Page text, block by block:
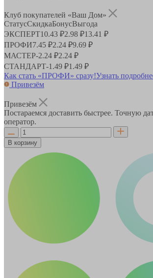
Клуб покупателей «Ваш Дом»
СтатусСкидкаБонусВыгода
ЭКСПЕРТ10.43 ₽2.98 ₽13.41 ₽
ПРОФИ7.45 ₽2.24 ₽9.69 ₽
МАСТЕР-2.24 ₽2.24 ₽
СТАНДАРТ-1.49 ₽1.49 ₽
Как стать «ПРОФИ» сразу!Узнать
Привезём
Привезём
Постараемся доставить быстрее. Точную
оператор.
В корзину